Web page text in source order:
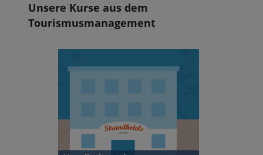
Unsere Kurse aus dem
Tourismusmanagement